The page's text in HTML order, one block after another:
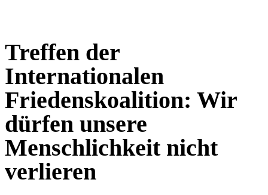
Treffen der
Internationalen
Friedenskoalition: Wir
dürfen unsere
Menschlichkeit nicht
verlieren